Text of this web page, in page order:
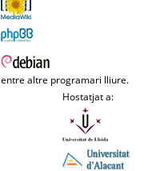
entre altre programari lliure.
Hostatjat a: